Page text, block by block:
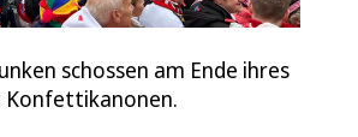
schossen am Ende ihres